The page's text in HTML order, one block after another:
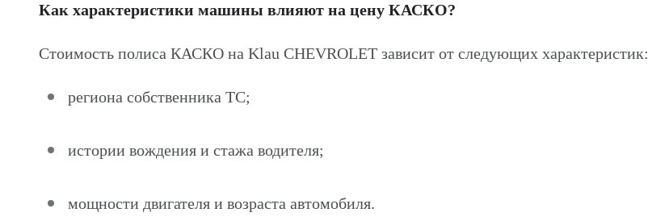
Как характеристики машины влияют на цену КАСКО?
Стоимость полиса КАСКО на Klau CHEVROLET зависит от следующих характеристик:
региона собственника ТС;
истории вождения и стажа водителя;
мощности двигателя и возраста автомобиля.